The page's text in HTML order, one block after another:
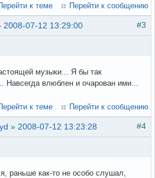
к теме Перейти к сообщению
#3
2008-07-12 13:29:00
музыки... Я бы так
Навсегда влюблен и очарован ими...
к теме Перейти к сообщению
#4
» 2008-07-12 13:23:28
раньше как-то не особо слушал,